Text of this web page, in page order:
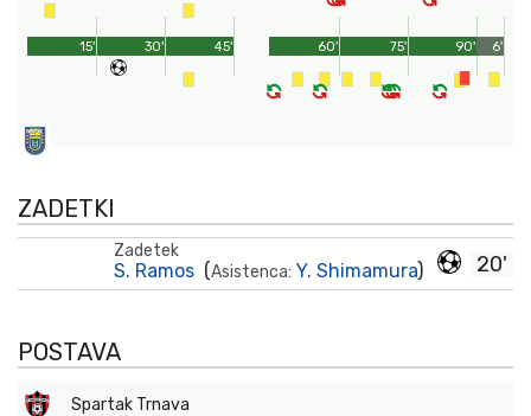
45'
15' 30' 90'
60' 75' 6'
ZADETKI
20'
Zadetek
S. Ramos (Asistenca: Y. Shimamura)
POSTAVA
Spartak Trnava